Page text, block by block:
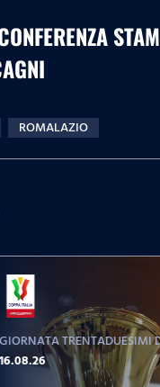
ROMALAZIO
GIORNATA TRENTADUESIMI